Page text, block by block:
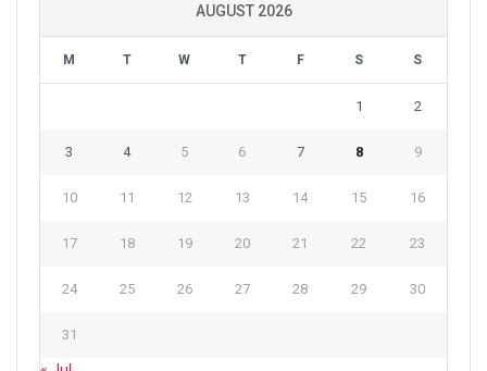
AUGUST 2026
M T W T F S S
1 2
3 4 5 6 7 8 9
10 11 12 13 14 15 16
17 18 19 20 21 22 23
24 25 26 27 28 29 30
31